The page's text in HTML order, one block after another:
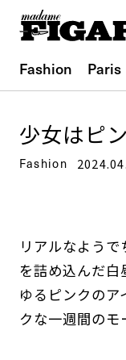
Fashion Paris
少女はピ
Fashion
リアルなよう
を詰め込んだ
ゆるピンクのア
クな一週間のモ